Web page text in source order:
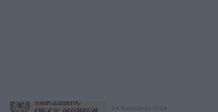
04 Αυγούστου 2024